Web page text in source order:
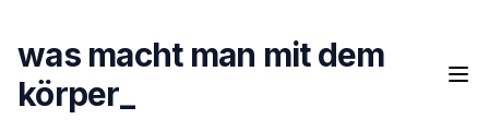
content
was macht man mit dem
körper_